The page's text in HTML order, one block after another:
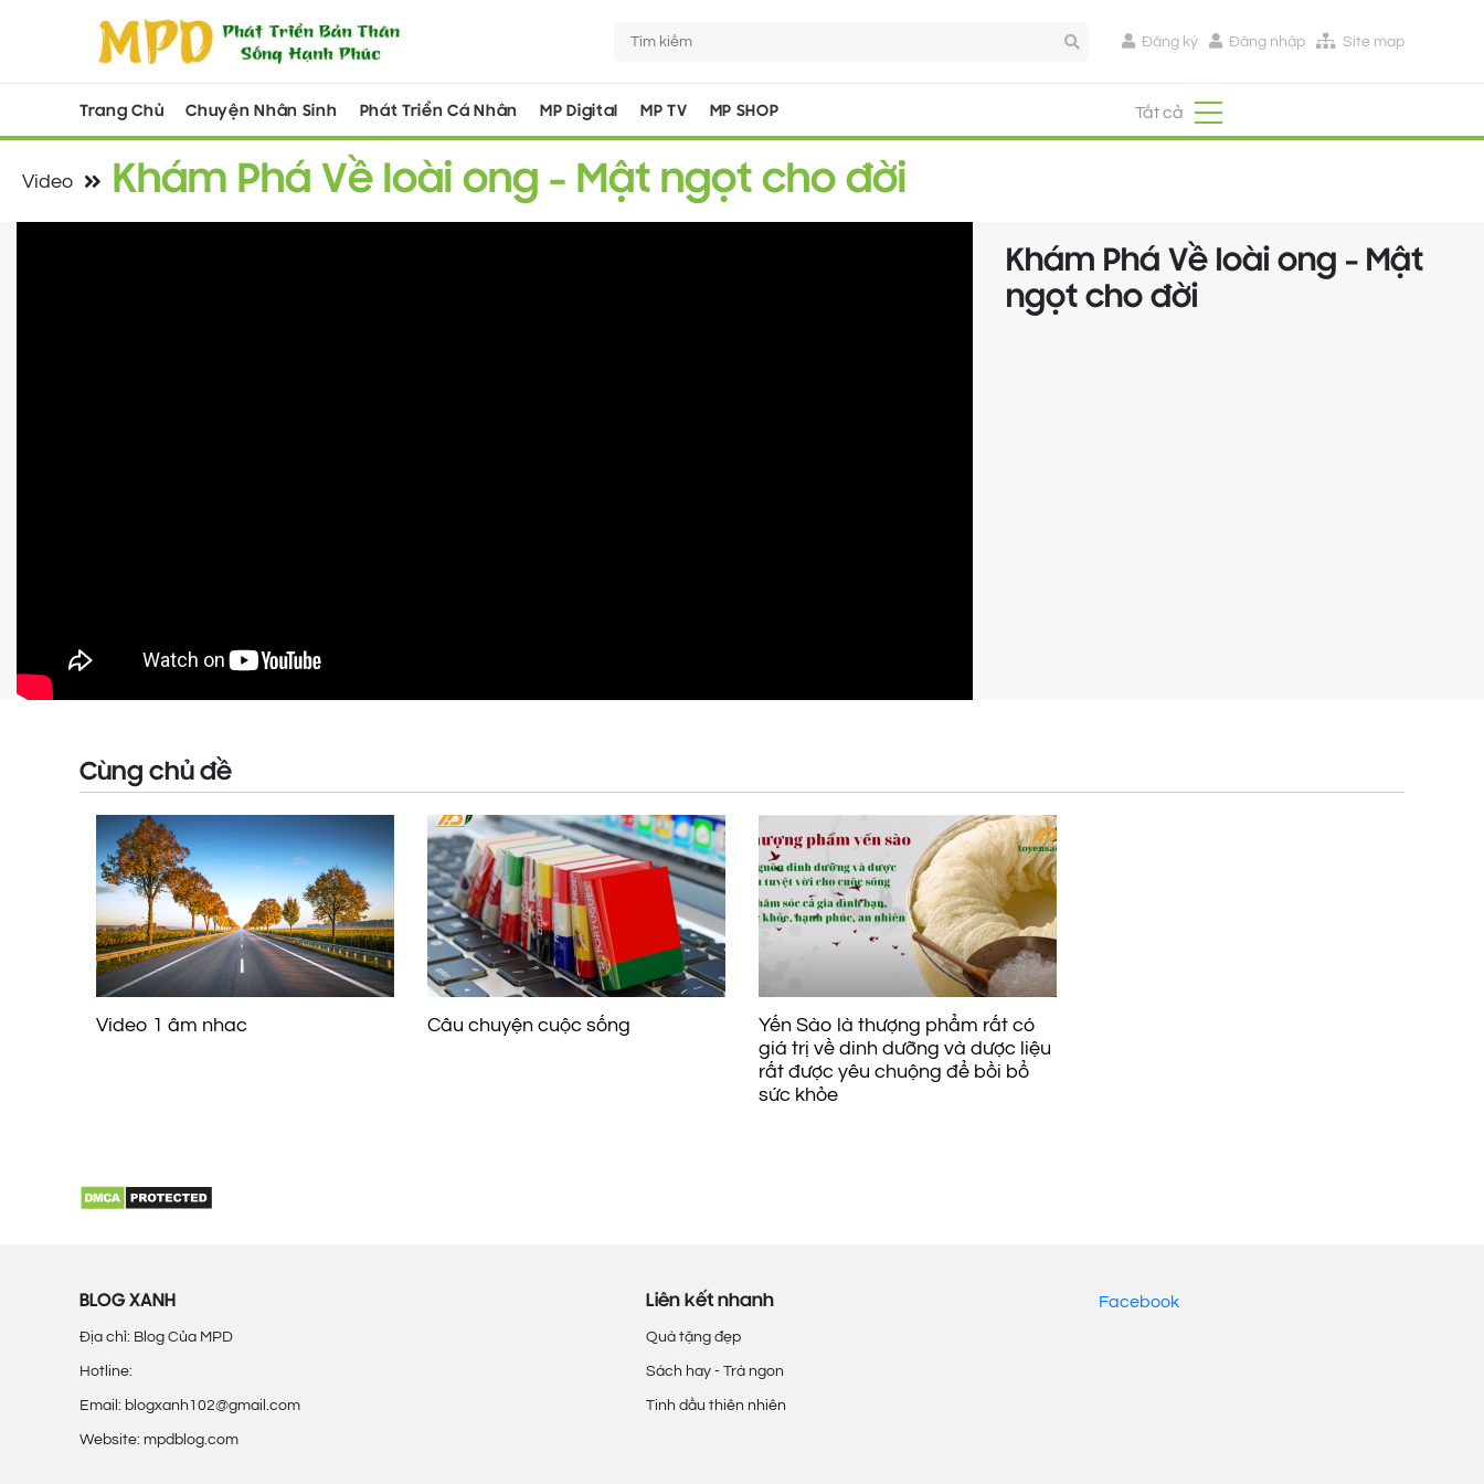
Đăng ký Đăng nhập Site map
Trang Chủ Chuyện Nhân Sinh Phát Triển Cá Nhân MP Digital MP TV MP SHOP Tất cả
Video Khám Phá Về loài ong - Mật ngọt cho đời
Khám Phá Về loài ong - Mật
ngọt cho đời
Cùng chủ đề
Video 1 âm nhac Câu chuyện cuộc sống
Yến Sào là thượng phẩm rất có
giá trị về dinh dưỡng và dược liệu
rất được yêu chuộng để bồi bổ
sức khỏe
BLOG XANH
Địa chỉ: Blog Của MPD
Hotline:
Email: blogxanh102@gmail.com
Website: mpdblog.com
Liên kết nhanh
Quà tặng đẹp
Sách hay - Trà ngon
Tinh dầu thiên nhiên
Facebook